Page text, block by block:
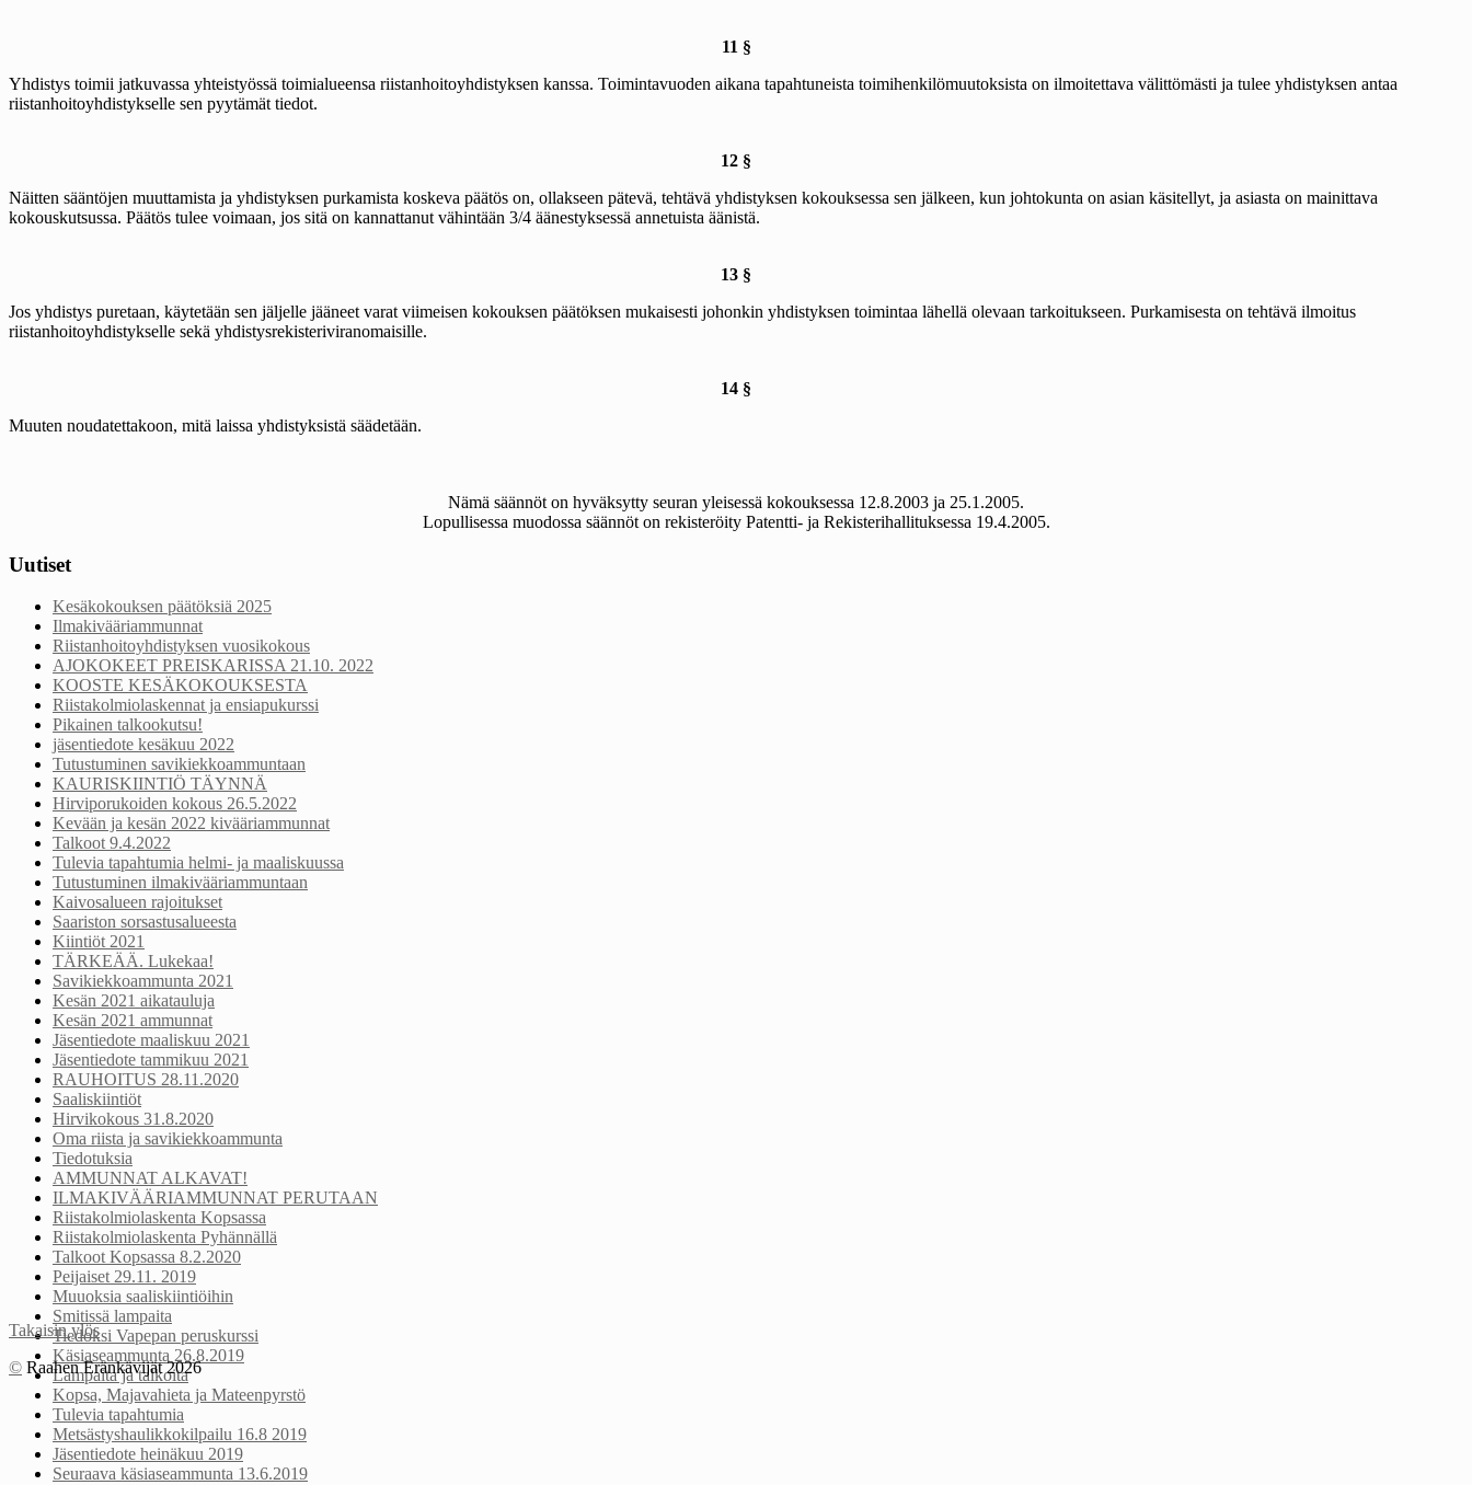
11 §
Yhdistys toimii jatkuvassa yhteistyössä toimialueensa riistanhoitoyhdistyksen kanssa. Toimintavuoden aikana tapahtuneista toimihenkilömuutoksista on ilmoitettava välittömästi ja tulee yhdistyksen antaa
riistanhoitoyhdistykselle sen pyytämät tiedot.
12 §
Näitten sääntöjen muuttamista ja yhdistyksen purkamista koskeva päätös on, ollakseen pätevä, tehtävä yhdistyksen kokouksessa sen jälkeen, kun johtokunta on asian käsitellyt, ja asiasta on mainittava
kokouskutsussa. Päätös tulee voimaan, jos sitä on kannattanut vähintään 3/4 äänestyksessä annetuista äänistä.
13 §
Jos yhdistys puretaan, käytetään sen jäljelle jääneet varat viimeisen kokouksen päätöksen mukaisesti johonkin yhdistyksen toimintaa lähellä olevaan tarkoitukseen. Purkamisesta on tehtävä ilmoitus
riistanhoitoyhdistykselle sekä yhdistysrekisteriviranomaisille.
14 §
Muuten noudatettakoon, mitä laissa yhdistyksistä säädetään.
Nämä säännöt on hyväksytty seuran yleisessä kokouksessa 12.8.2003 ja 25.1.2005.
Lopullisessa muodossa säännöt on rekisteröity Patentti- ja Rekisterihallituksessa 19.4.2005.
Uutiset
Kesäkokouksen päätöksiä 2025
Ilmakivääriammunnat
Riistanhoitoyhdistyksen vuosikokous
AJOKOKEET PREISKARISSA 21.10. 2022
KOOSTE KESÄKOKOUKSESTA
Riistakolmiolaskennat ja ensiapukurssi
Pikainen talkookutsu!
jäsentiedote kesäkuu 2022
Tutustuminen savikiekkoammuntaan
KAURISKIINTIÖ TÄYNNÄ
Hirviporukoiden kokous 26.5.2022
Kevään ja kesän 2022 kivääriammunnat
Talkoot 9.4.2022
Tulevia tapahtumia helmi- ja maaliskuussa
Tutustuminen ilmakivääriammuntaan
Kaivosalueen rajoitukset
Saariston sorsastusalueesta
Kiintiöt 2021
TÄRKEÄÄ. Lukekaa!
Savikiekkoammunta 2021
Kesän 2021 aikatauluja
Kesän 2021 ammunnat
Jäsentiedote maaliskuu 2021
Jäsentiedote tammikuu 2021
RAUHOITUS 28.11.2020
Saaliskiintiöt
Hirvikokous 31.8.2020
Oma riista ja savikiekkoammunta
Tiedotuksia
AMMUNNAT ALKAVAT!
ILMAKIVÄÄRIAMMUNNAT PERUTAAN
Riistakolmiolaskenta Kopsassa
Riistakolmiolaskenta Pyhännällä
Talkoot Kopsassa 8.2.2020
Peijaiset 29.11. 2019
Muuoksia saaliskiintiöihin
Smitissä lampaita
Tiedoksi Vapepan peruskurssi
Käsiaseammunta 26.8.2019
Lampaita ja talkoita
Kopsa, Majavahieta ja Mateenpyrstö
Tulevia tapahtumia
Metsästyshaulikkokilpailu 16.8 2019
Jäsentiedote heinäkuu 2019
Seuraava käsiaseammunta 13.6.2019
Takaisin ylös
© Raahen Eränkävijät 2026